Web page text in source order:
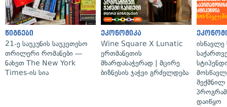
წიგნები
21-ე საუკუნის საუკეთესო
თრილერი რომანები —
ნახეთ The New York
Times-ის სია
ეკონომიკა
Wine Square X Lunatic
ერთმანეთის
მხარდასაჭერად | მცირე
ბიზნესის ჯაჭვი გრძელდება
ისწავლე
დაიწყო